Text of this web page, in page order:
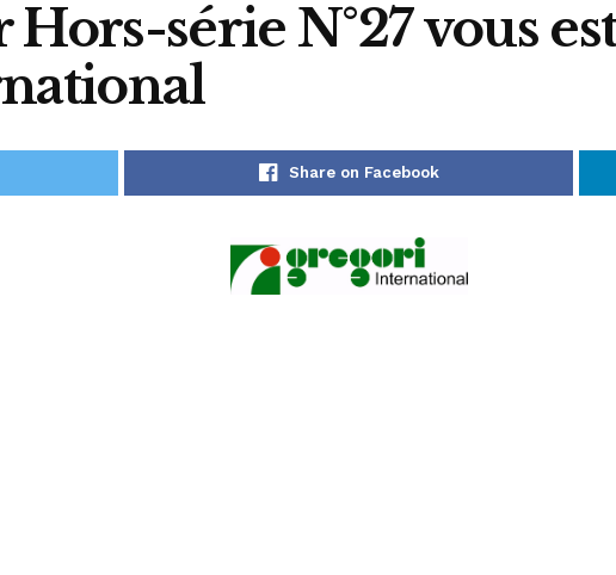
série N°27 vous
Share on Facebook